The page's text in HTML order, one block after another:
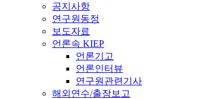
공지사항
연구원동정
보도자료
언론속 KIEP
언론기고
언론인터뷰
연구원관련기사
해외연수/출장보고